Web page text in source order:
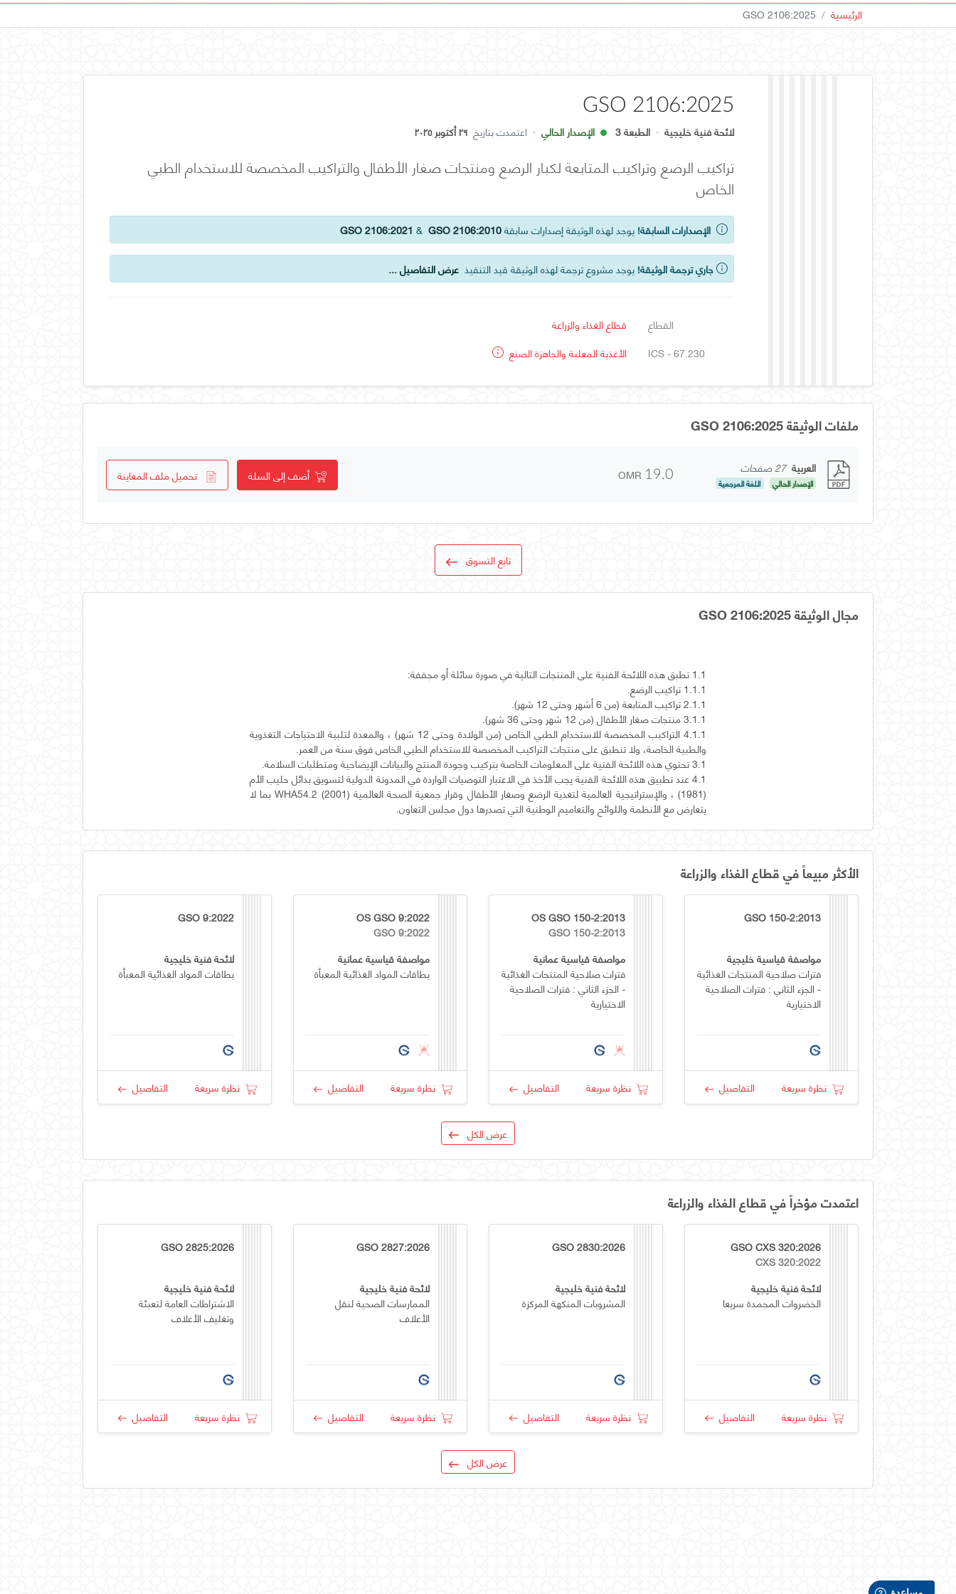
الرئيسية GSO 2106:2025
GSO 2106:2025
لائحة فنية خليجية · الطبعة 3 الإصدار الحالي · اعتمدت بتاريخ ٢٩ أكتوبر ٢٠٢٥
تراكيب الرضع وتراكيب المتابعة لكبار الرضع ومنتجات صغار الأطفال والتراكيب المخصصة للاستخدام الطبي
الخاص
الإصدارات السابقة! يوجد لهذه الوثيقة إصدارات سابقة GSO 2106:2021 &GSO 2106:2010
جاري ترجمة الوثيقة! يوجد مشروع ترجمة لهذه الوثيقة قيد التنفيذ عرض التفاصيل ...
القطاع
قطاع الغذاء والزراعة
ICS - 67.230
الأغذية المعلبة والجاهزة الصنع
ملفات الوثيقة GSO 2106:2025
العربية 27 صفحات
الإصدار الحالي اللغة المرجعية OMR 19.0 أضف إلى السلة تحميل ملف المعاينة
تابع التسوق
مجال الوثيقة GSO 2106:2025
4.1.1 التراكيب المخصصة للاستخدام الطبي الخاص (من الولادة وحتى 12 شهر) ، والمعدة لتلبية الاحتياجات التغذوية
4.1 عند تطبيق هذه اللائحة الفنية يجب الأخذ في الاعتبار التوصيات الواردة في المدونة الدولية لتسويق بدائل حليب الأم
(1981) ، والإستراتيجية العالمية لتغذية الرضع وصغار الأطفال وقرار جمعية الصحة العالمية WHA54.2 (2001) بما لا
يتعارض مع الأنظمة واللوائح والتعاميم الوطنية التي تصدرها دول مجلس التعاون.
الأكثر مبيعاً في قطاع الغذاء والزراعة
GSO 150-2:2013
مواصفة قياسية خليجية
فترات صلاحية المنتجات الغذائية
- الجزء الثاني : فترات الصلاحية
الاختيارية
نظرة سريعة التفاصيل
OS GSO 150-2:2013
GSO 150-2:2013
مواصفة قياسية عمانية
فترات صلاحية المنتجات الغذائية
- الجزء الثاني : فترات الصلاحية
الاختيارية
نظرة سريعة التفاصيل
OS GSO 9:2022
GSO 9:2022
مواصفة قياسية عمانية
بطاقات المواد الغذائية المعبأة
نظرة سريعة التفاصيل
GSO 9:2022
لائحة فنية خليجية
بطاقات المواد الغذائية المعبأة
نظرة سريعة التفاصيل
عرض الكل
اعتمدت مؤخراً في قطاع الغذاء والزراعة
GSO CXS 320:2026
CXS 320:2022
لائحة فنية خليجية
الخضروات المجمدة سريعا
نظرة سريعة التفاصيل
GSO 2830:2026
لائحة فنية خليجية
المشروبات المنكهة المركزة
نظرة سريعة التفاصيل
GSO 2827:2026
لائحة فنية خليجية
الممارسات الصحية لنقل
الأعلاف
نظرة سريعة التفاصيل
GSO 2825:2026
لائحة فنية خليجية
الاشتراطات العامة لتعبئة
وتغليف الأعلاف
نظرة سريعة التفاصيل
عرض الكل